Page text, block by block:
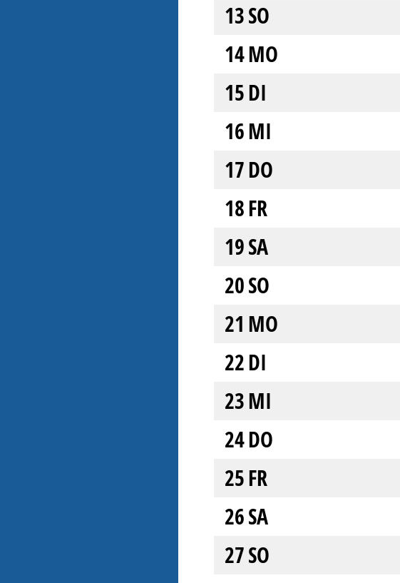
13SO
14MO
15DI
16MI
17DO
18FR
19SA
20SO
21 MO
22DI
23MI
24DO
25FR
26SA
27SO